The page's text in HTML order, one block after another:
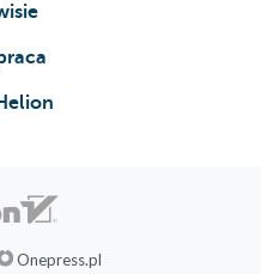
Onepress.pl